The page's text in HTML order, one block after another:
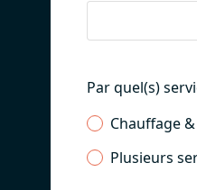
Par quel(s)
Chauffage
Plusieurs